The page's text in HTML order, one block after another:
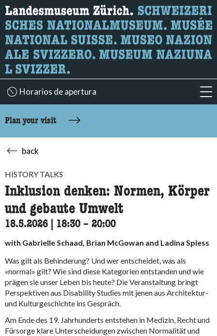
What are you looking for?
Here you can search for content on the page.
Horarios de apertura
Plan your visit
back
HISTORY TALKS
Inklusion denken: Normen, Körper
und gebaute Umwelt
18.5.2026 18:30 accessibility.time_to
– 20:00
with Gabrielle Schaad, Brian McGowan and Ladina Spiess
Was gilt als Behinderung? Und wer entscheidet, was als
«normal» gilt? Wie sind diese Kategorien entstanden und wie
prägen sie unser Leben bis heute? Die Veranstaltung bringt
Perspektiven aus Disability Studies mit jenen aus Architektur-
und Kulturgeschichte ins Gespräch.
Am Ende des 19. Jahrhunderts entstehen in Medizin, Recht und
Fürsorge klare Unterscheidungen zwischen Normalität und